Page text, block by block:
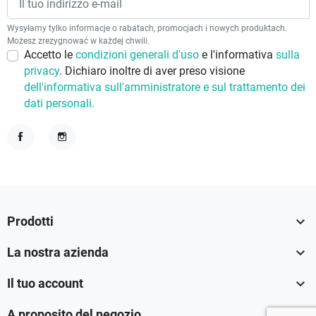
Wysyłamy tylko informacje o rabatach, promocjach i nowych produktach.
Możesz zrezygnować w każdej chwili.
Accetto le condizioni generali d'uso e l'informativa sulla
privacy. Dichiaro inoltre di aver preso visione
dell'informativa sull'amministratore e sul trattamento dei
dati personali.
Prodotti 
La nostra azienda 
Il tuo account 